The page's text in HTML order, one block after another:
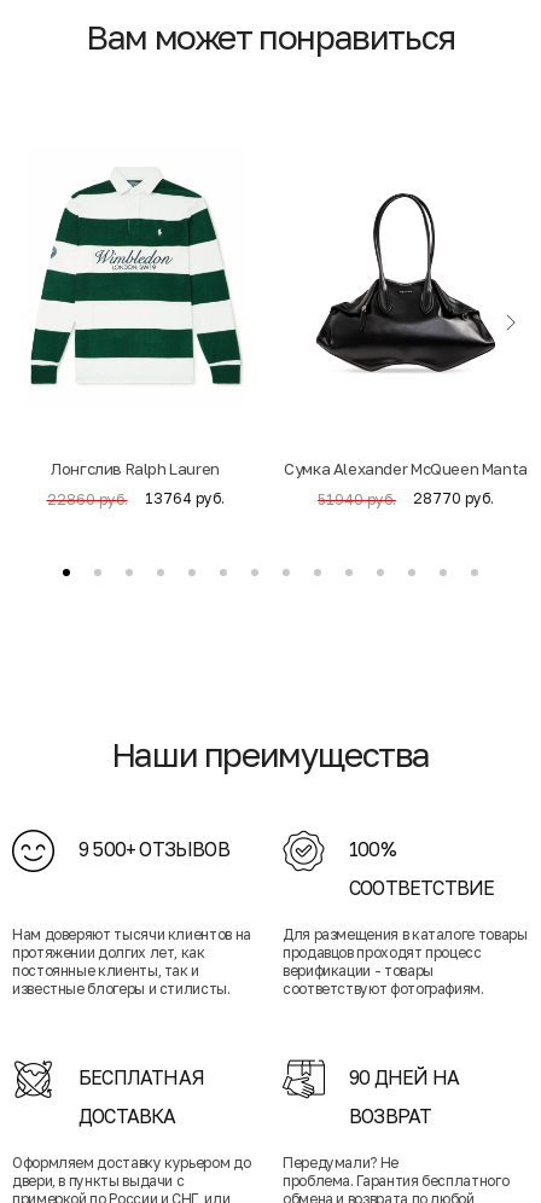
Вам может понравиться
Лонгслив Ralph Lauren
22860 руб. 13764 руб.
Cумка Alexander McQueen Manta
51940 руб. 28770 руб.
Наши преимущества
9 500+ ОТЗЫВОВ
Нам доверяют тысячи клиентов на
протяжении долгих лет, как
постоянные клиенты, так и
известные блогеры и стилисты.
100%
СООТВЕТСТВИЕ
Для размещения в каталоге товары
продавцов проходят процесс
верификации - товары
соответствуют фотографиям.
БЕСПЛАТНАЯ
ДОСТАВКА
Оформляем доставку курьером до
двери, в пункты выдачи с
примеркой по России и СНГ, или
90 ДНЕЙ НА
ВОЗВРАТ
Передумали? Не
проблема. Гарантия бесплатного
обмена и возврата по любой